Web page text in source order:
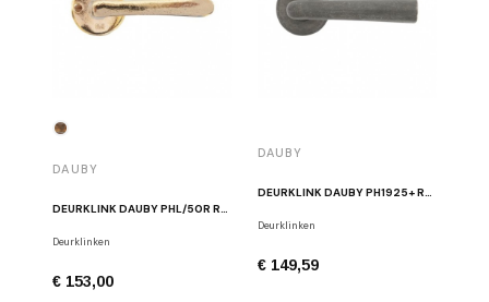
DAUBY
Deurklinken
€ 153,00
DAUBY
Deurklinken
€ 149,59